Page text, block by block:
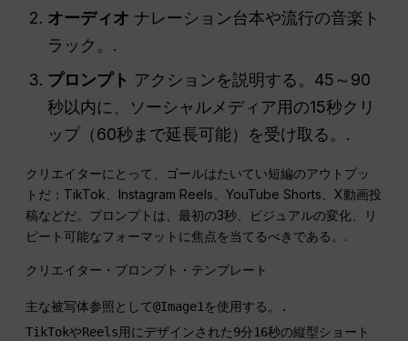
オーディオ ナレーション台本や流行の音楽ト
ラック。.
プロンプト アクションを説明する。45～90
秒以内に、ソーシャルメディア用の15秒クリ
ップ（60秒まで延長可能）を受け取る。.
クリエイターにとって、ゴールはたいてい短編のアウトプッ
トだ：TikTok、Instagram Reels、YouTube Shorts、X動画投
稿などだ。プロンプトは、最初の3秒、ビジュアルの変化、リ
ピート可能なフォーマットに焦点を当てるべきである。.
クリエイター・プロンプト・テンプレート
主な被写体参照として@Image1を使用する。.
TikTokやReels用にデザインされた9分16秒の縦型ショート